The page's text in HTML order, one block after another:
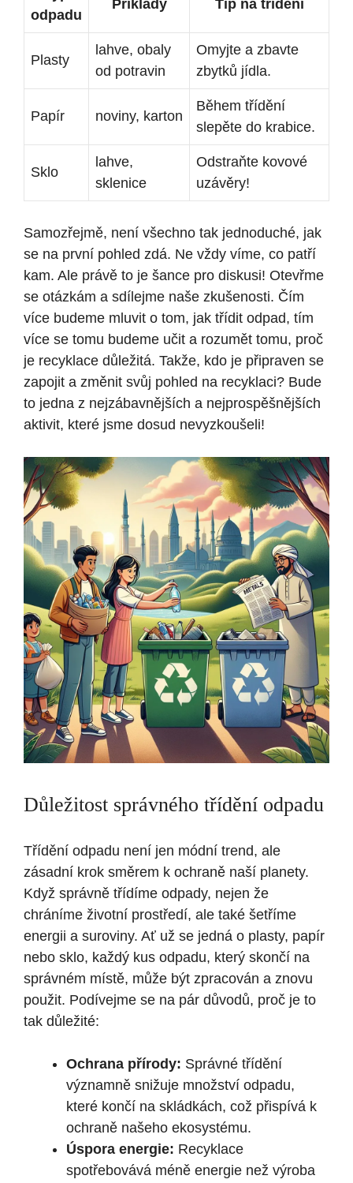
odpadu
Příklady Tip na třídění
Plasty
lahve, obaly
od potravin
Omyjte a zbavte
zbytků jídla.
Papír noviny, karton
Během třídění
slepěte do krabice.
Sklo
lahve,
sklenice
Odstraňte kovové
uzávěry!
Samozřejmě, není všechno tak jednoduché, jak
se na první pohled zdá. Ne vždy víme, co patří
kam. Ale právě to je šance pro diskusi! Otevřme
se otázkám a sdílejme naše zkušenosti. Čím
více budeme mluvit o tom, jak třídit odpad, tím
více se tomu budeme učit a rozumět tomu, proč
je recyklace důležitá. Takže, kdo je připraven se
zapojit a změnit svůj pohled na recyklaci? Bude
to jedna z nejzábavnějších a nejprospěšnějších
aktivit, které jsme dosud nevyzkoušeli!
Důležitost správného třídění odpadu
Třídění odpadu není jen módní trend, ale
zásadní krok směrem k ochraně naší planety.
Když správně třídíme odpady, nejen že
chráníme životní prostředí, ale také šetříme
energii a suroviny. Ať už se jedná o plasty, papír
nebo sklo, každý kus odpadu, který skončí na
správném místě, může být zpracován a znovu
použit. Podívejme se na pár důvodů, proč je to
tak důležité:
Ochrana přírody: Správné třídění
významně snižuje množství odpadu,
které končí na skládkách, což přispívá k
ochraně našeho ekosystému.
Úspora energie: Recyklace
spotřebovává méně energie než výroba